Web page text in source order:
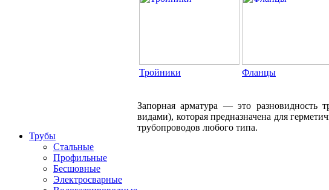
Трубы
Стальные
Профильные
Бесшовные
Электросварные
Тройники Фланцы
Запорная арматура — это разновидность
видами), которая предназначена для
трубопроводов любого типа.